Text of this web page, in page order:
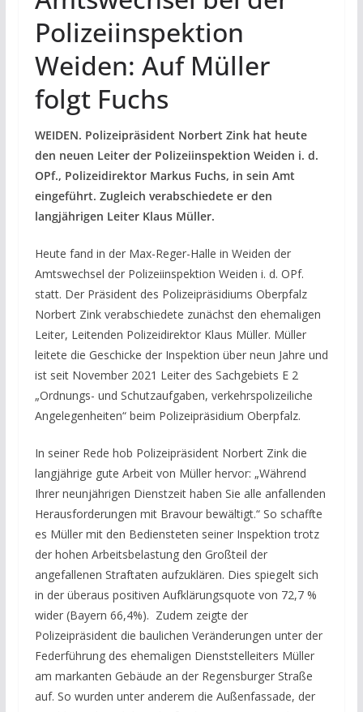
Polizeiinspektion
Weiden: Auf Müller
folgt Fuchs
WEIDEN. Polizeipräsident Norbert Zink hat heute
den neuen Leiter der Polizeiinspektion Weiden i. d.
OPf., Polizeidirektor Markus Fuchs, in sein Amt
eingeführt. Zugleich verabschiedete er den
langjährigen Leiter Klaus Müller.
Heute fand in der Max-Reger-Halle in Weiden der
Amtswechsel der Polizeiinspektion Weiden i. d. OPf.
statt. Der Präsident des Polizeipräsidiums Oberpfalz
Norbert Zink verabschiedete zunächst den ehemaligen
Leiter, Leitenden Polizeidirektor Klaus Müller. Müller
leitete die Geschicke der Inspektion über neun Jahre und
ist seit November 2021 Leiter des Sachgebiets E 2
„Ordnungs- und Schutzaufgaben, verkehrspolizeiliche
Angelegenheiten“ beim Polizeipräsidium Oberpfalz.
In seiner Rede hob Polizeipräsident Norbert Zink die
langjährige gute Arbeit von Müller hervor: „Während
Ihrer neunjährigen Dienstzeit haben Sie alle anfallenden
Herausforderungen mit Bravour bewältigt.“ So schaffte
es Müller mit den Bediensteten seiner Inspektion trotz
der hohen Arbeitsbelastung den Großteil der
angefallenen Straftaten aufzuklären. Dies spiegelt sich
in der überaus positiven Aufklärungsquote von 72,7 %
wider (Bayern 66,4%). Zudem zeigte der
Polizeipräsident die baulichen Veränderungen unter der
Federführung des ehemaligen Dienststelleiters Müller
am markanten Gebäude an der Regensburger Straße
auf. So wurden unter anderem die Außenfassade, der